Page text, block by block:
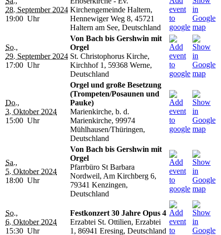
28. September 2024
19:00 Uhr
Kirchengemeinde Haltern,
Hennewiger Weg 8, 45721
Haltern am See, Deutschland
So.,
29. September 2024
17:00 Uhr
Von Bach bis Gershwin mit
Orgel
St. Christophorus Kirche,
Kirchhof 1, 59368 Werne,
Deutschland
Do.,
3. Oktober 2024
15:00 Uhr
Orgel und große Besetzung
(Trompeten/Posaunen und
Pauke)
Marienkirche, b. d.
Marienkirche, 99974
Mühlhausen/Thüringen,
Deutschland
Sa.,
5. Oktober 2024
18:00 Uhr
Von Bach bis Gershwin mit
Orgel
Pfarrbüro St Barbara
Nordweil, Am Kirchberg 6,
79341 Kenzingen,
Deutschland
So.,
6. Oktober 2024
15:30 Uhr
Festkonzert 30 Jahre Opus 4
Erzabtei St. Ottilien, Erzabtei
1, 86941 Eresing, Deutschland